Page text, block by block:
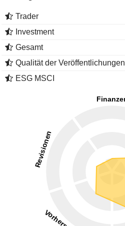
Trader
Investment
Gesamt
Qualität der Veröffentlichungen
ESG MSCI